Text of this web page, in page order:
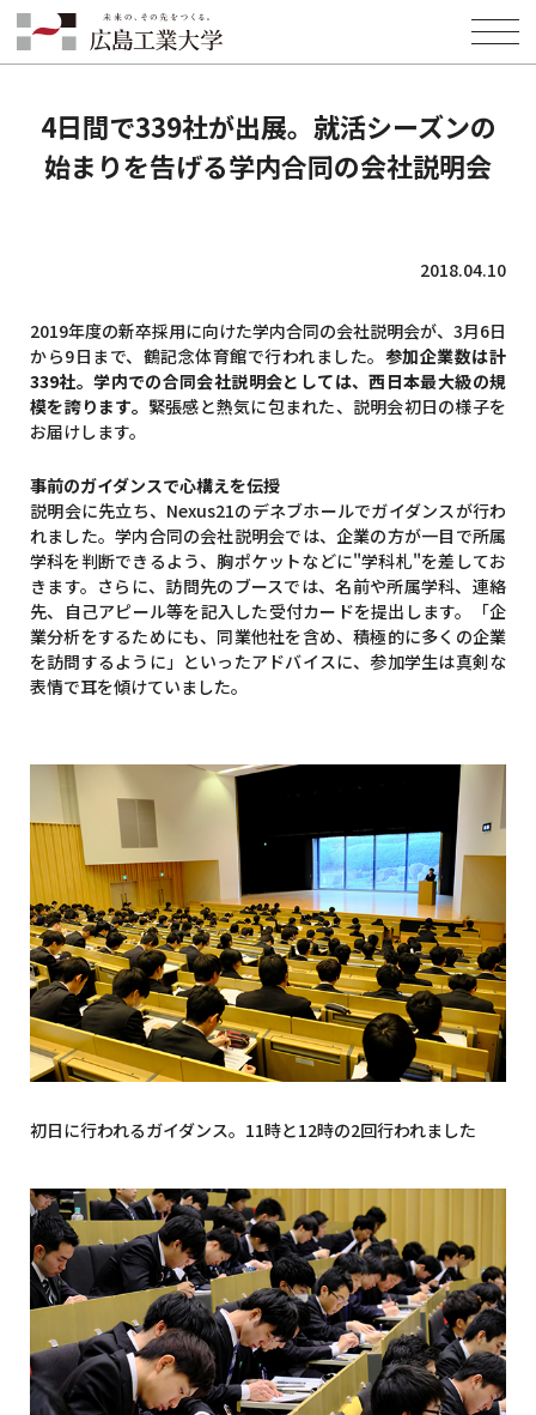
HOME INFORMATION
4日間で339社が出展。就活シーズンの始まりを告げる学内合同の会社説
明会
4日間で339社が出展。就活シーズンの
始まりを告げる学内合同の会社説明会
2018.04.10
2019年度の新卒採用に向けた学内合同の会社説明会が、3月6日
から9日まで、鶴記念体育館で行われました。 参加企業数は計
339社。学内での合同会社説明会としては、西日本最大級の規
模を誇ります。 緊張感と熱気に包まれた、説明会初日の様子を
お届けします。
事前のガイダンスで心構えを伝授
説明会に先立ち、Nexus21のデネブホールでガイダンスが行わ
れました。学内合同の会社説明会では、企業の方が一目で所属
学科を判断できるよう、胸ポケットなどに"学科札"を差してお
きます。さらに、訪問先のブースでは、名前や所属学科、連絡
先、自己アピール等を記入した受付カードを提出します。「企
業分析をするためにも、同業他社を含め、積極的に多くの企業
を訪問するように」といったアドバイスに、参加学生は真剣な
表情で耳を傾けていました。
初日に行われるガイダンス。11時と12時の2回行われました